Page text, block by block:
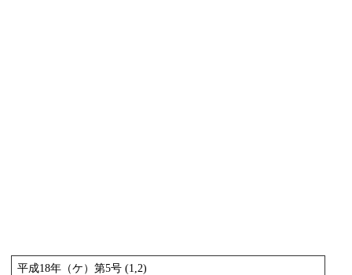
平成18年（ケ）第5号 (1,2)